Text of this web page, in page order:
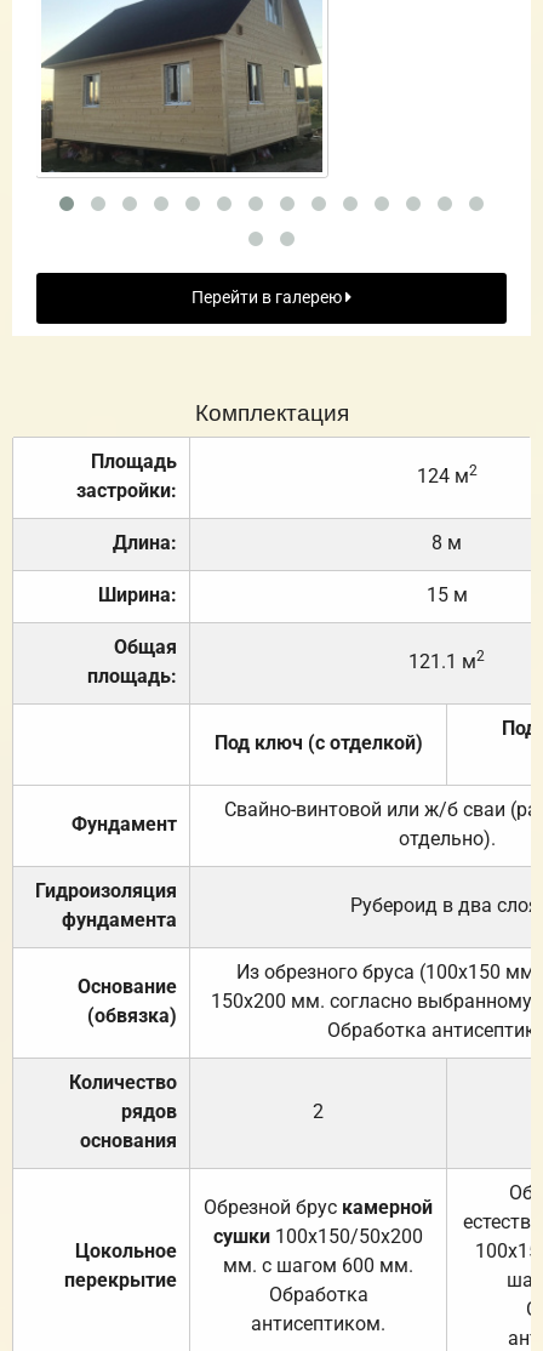
Перейти в галерею
Комплектация
Площадь
застройки:
124 м2
Длина: 8 м
Ширина: 15 м
Общая
площадь:
121.1 м2
Под ключ (с отделкой)
Под
Фундамент
Свайно-винтовой или ж/б сваи
отдельно).
Гидроизоляция
фундамента
Рубероид в два слоя.
Основание
(обвязка)
Из обрезного бруса (100х150
150х200 мм. согласно выбранному
Обработка
Количество
рядов
основания
2
Цокольное
перекрытие
Обрезной брус камерной
сушки 100х150/50х200
мм. с шагом 600 мм.
Обработка
антисептиком.